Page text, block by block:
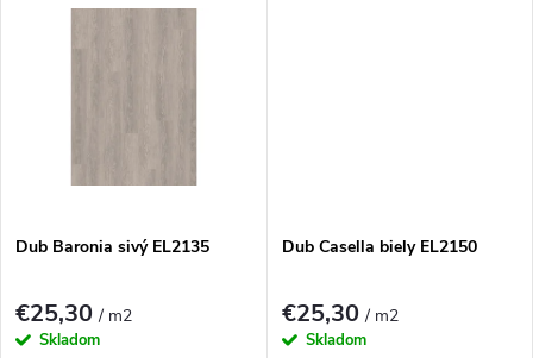
o
v
o
v
Dub Baronia sivý EL2135
€25,30/ m2
Skladom
Dub Casella biely EL2150
€25,30/ m2
Skladom